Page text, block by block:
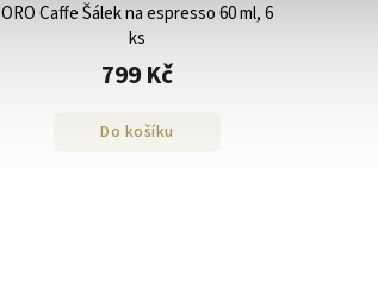
ORO Caffe Šálek na espresso 60 ml, 6
ks
799 Kč
Do košíku